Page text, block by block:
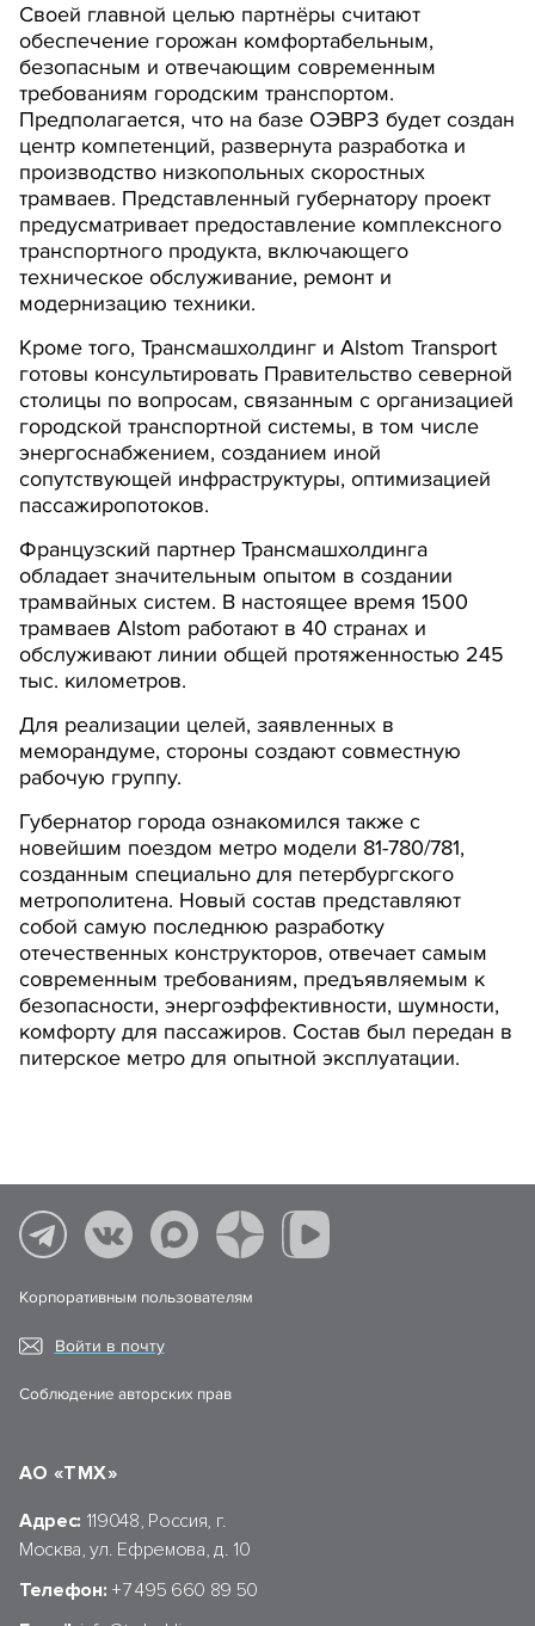
Своей главной целью партнёры считают
обеспечение горожан комфортабельным,
безопасным и отвечающим современным
требованиям городским транспортом.
Предполагается, что на базе ОЭВРЗ будет создан
центр компетенций, развернута разработка и
производство низкопольных скоростных
трамваев. Представленный губернатору проект
предусматривает предоставление комплексного
транспортного продукта, включающего
техническое обслуживание, ремонт и
модернизацию техники.
Кроме того, Трансмашхолдинг и Alstom Transport
готовы консультировать Правительство северной
столицы по вопросам, связанным с организацией
городской транспортной системы, в том числе
энергоснабжением, созданием иной
сопутствующей инфраструктуры, оптимизацией
пассажиропотоков.
Французский партнер Трансмашхолдинга
обладает значительным опытом в создании
трамвайных систем. В настоящее время 1500
трамваев Alstom работают в 40 странах и
обслуживают линии общей протяженностью 245
тыс. километров.
Для реализации целей, заявленных в
меморандуме, стороны создают совместную
рабочую группу.
Губернатор города ознакомился также с
новейшим поездом метро модели 81-780/781,
созданным специально для петербургского
метрополитена. Новый состав представляют
собой самую последнюю разработку
отечественных конструкторов, отвечает самым
современным требованиям, предъявляемым к
безопасности, энергоэффективности, шумности,
комфорту для пассажиров. Состав был передан в
питерское метро для опытной эксплуатации.
Корпоративным пользователям
Войти в почту
Соблюдение авторских прав
АО «ТМХ»
Адрес: 119048, Россия, г.
Москва, ул. Ефремова, д. 10
Телефон: +7 495 660 89 50